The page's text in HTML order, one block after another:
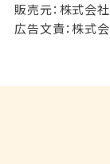
販売元：株式会
広告文責：株式